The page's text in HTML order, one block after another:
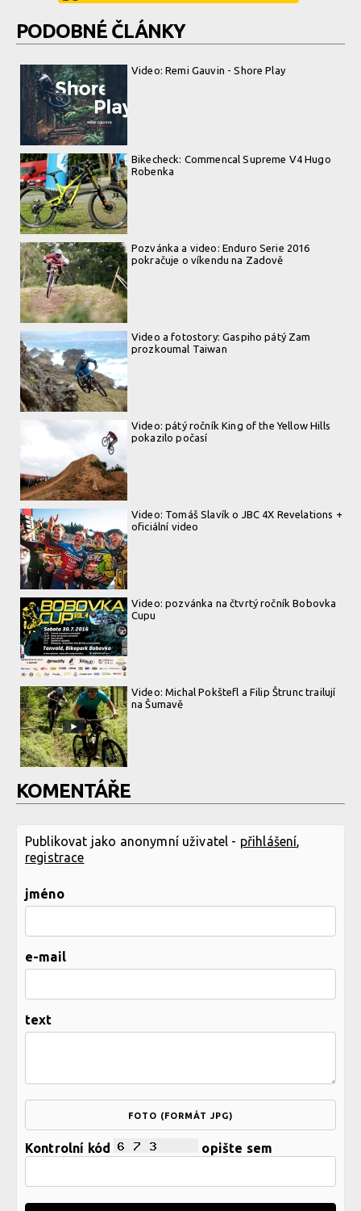
PODOBNÉ ČLÁNKY
Video: Remi Gauvin - Shore Play
Bikecheck: Commencal Supreme V4 Hugo
Robenka
Pozvánka a video: Enduro Serie 2016
pokračuje o víkendu na Zadově
Video a fotostory: Gaspiho pátý Zam
prozkoumal Taiwan
Video: pátý ročník King of the Yellow Hills
pokazilo počasí
Video: Tomáš Slavík o JBC 4X Revelations +
oficiální video
Video: pozvánka na čtvrtý ročník Bobovka
Cupu
Video: Michal Pokštefl a Filip Štrunc trailují
na Šumavě
KOMENTÁŘE
Publikovat jako anonymní uživatel - přihlášení
registrace
jméno
e-mail
text
FOTO (FORMÁT JPG)
Kontrolní kód opište sem